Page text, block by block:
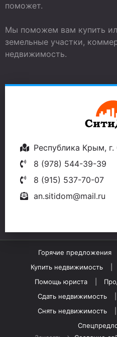
поможет.
Мы поможем вам купить
земельные участки,
недвижимость.
Республика Крым,
8 (978) 544-39-39
8 (915) 537-70-07
an.sitidom@mail.ru
Горячие предложения
Купить недвижимость
Помощь юриста
Сдать недвижимость
Снять недвижимость